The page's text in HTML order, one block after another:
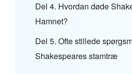
Del 4. Hvordan døde
Hamnet?
Del 5. Ofte stillede
Shakespeares stamtræ